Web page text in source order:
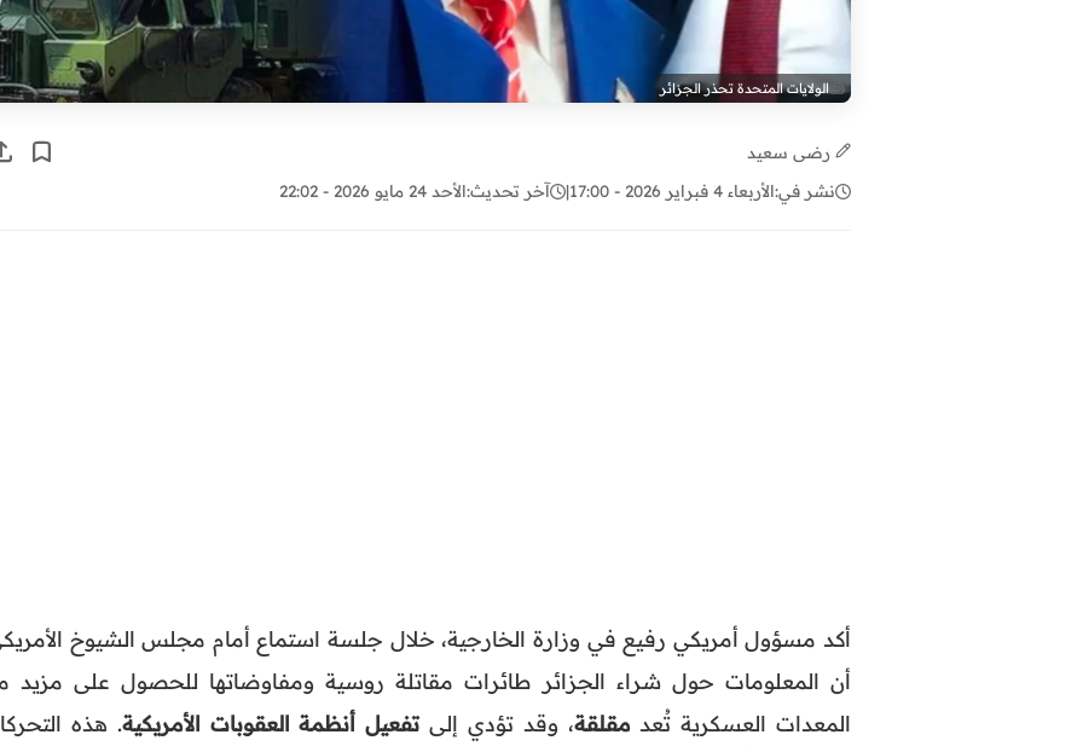
الولايات المتحدة تحذر الجزائر
رضى سعيد
نشر في:الأربعاء 4 فبراير 2026 - 17:00 | آخر تحديث:الأحد 24 مايو 2026 - 22:02
أكد مسؤول أمريكي رفيع في وزارة الخارجية، خلال جلسة استماع أمام مجلس الشيوخ
أن المعلومات حول شراء الجزائر طائرات مقاتلة روسية ومفاوضاتها للحصول على مزيد
المعدات العسكرية تُعد مقلقة، وقد تؤدي إلىتفعيل أنظمة العقوبات الأمريكية. هذه